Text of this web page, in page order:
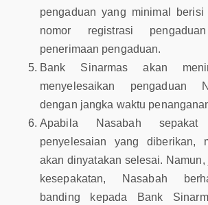
pengaduan yang minimal berisi
nomor registrasi
penerimaan pengaduan.
Bank Sinarmas akan
menyelesaikan pengaduan
dengan jangka waktu
Apabila Nasabah
penyelesaian yang diberikan,
akan dinyatakan selesai.
kesepakatan, Nasabah
banding kepada Bank